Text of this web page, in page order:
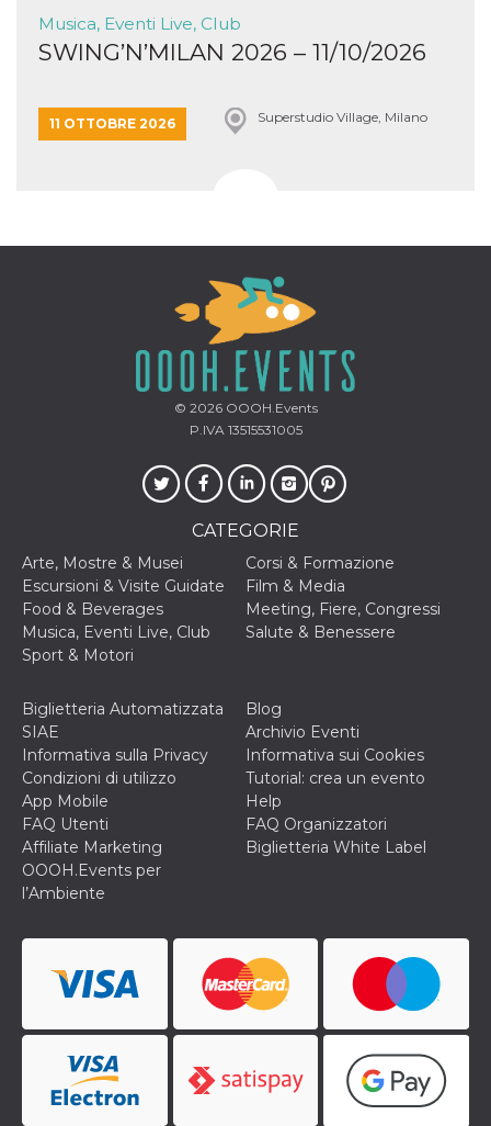
Musica, Eventi Live, Club
SWING’N’MILAN 2026 – 11/10/2026
11 OTTOBRE 2026 Superstudio Village, Milano
© 2026OOOH.Events
P.IVA 13515531005
CATEGORIE
Arte, Mostre & Musei
Corsi & Formazione
Escursioni & Visite Guidate
Film & Media
Food & Beverages
Meeting, Fiere, Congressi
Musica, Eventi Live, Club
Salute & Benessere
Sport & Motori
Biglietteria Automatizzata
SIAE
Blog
Archivio Eventi
Informativa sulla Privacy
Informativa sui Cookies
Condizioni di utilizzo
Tutorial: crea un evento
App Mobile
Help
FAQ Utenti
FAQ Organizzatori
Affiliate Marketing
Biglietteria White Label
OOOH.Events per
l’Ambiente